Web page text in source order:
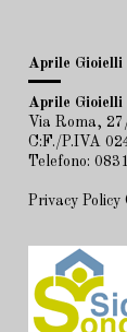
Aprile Gioielli
Aprile Gioielli
Via Roma,
C:F./P.IVA
Telefono:
Privacy Policy